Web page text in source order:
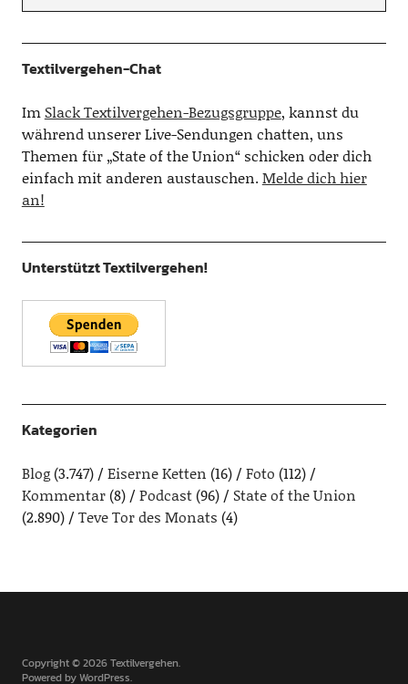
Textilvergehen-Chat
Im Slack Textilvergehen-Bezugsgruppe, kannst du
während unserer Live-Sendungen chatten, uns
Themen für „State of the Union“ schicken oder dich
einfach mit anderen austauschen.Melde dich hier
an!
Unterstützt Textilvergehen!
Kategorien
Blog(3.747) Eiserne Ketten (16) Foto (112)
Kommentar(8) Podcast(96)
State of the Union
(2.890)
Teve Tor des Monats (4)
Copyright © 2026 Textilvergehen
Powered byWordPress